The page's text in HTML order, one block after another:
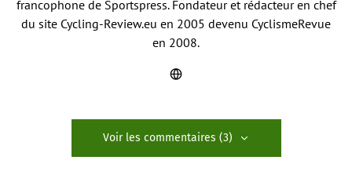
francophone de Sportspress. Fondateur et rédacteur en chef
du site Cycling-Review.eu en 2005 devenu CyclismeRevue
en 2008.
Voir les commentaires (3)